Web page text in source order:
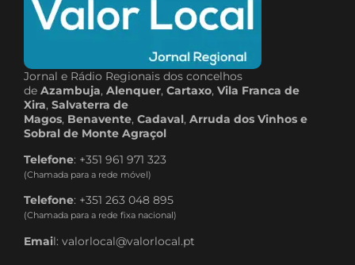
Jornal e Rádio Regionais dos concelhos
de Azambuja, Alenquer, Cartaxo, Vila Franca de
Xira, Salvaterra de
Magos, Benavente, Cadaval, Arruda dos Vinhos e
Sobral de Monte Agraçol
Telefone: +351 961 971 323
(Chamada para a rede móvel)
Telefone: +351 263 048 895
(Chamada para a rede fixa nacional)
Email: valorlocal@valorlocal.pt